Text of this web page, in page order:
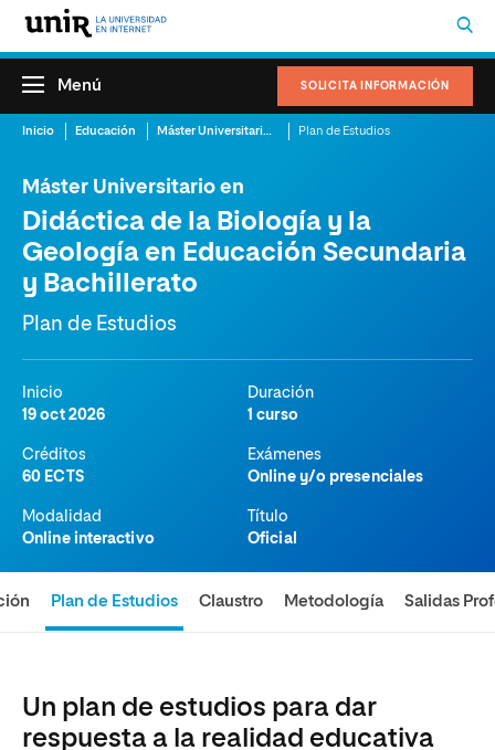
SOLICITA INFORMACIÓN
Menú
Inicio Educación Máster Universitario en Didáctica de la Biología y la Geología en Educación Secundaria y Bachillerato Plan de Estudios
Máster Universitario en
Didáctica de la Biología y la
Geología en Educación Secundaria
y Bachillerato
Plan de Estudios
Inicio
19 oct 2026
Duración
1 curso
Créditos
60 ECTS
Exámenes
Online y/o presenciales
Modalidad
Online interactivo
Título
Oficial
Plan de Estudios Claustro Metodología Salidas
Un plan de estudios para dar
respuesta a la realidad educativa